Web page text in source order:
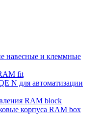
навесные и клеммные
fit
N для автоматизации
RAM block
корпуса RAM box